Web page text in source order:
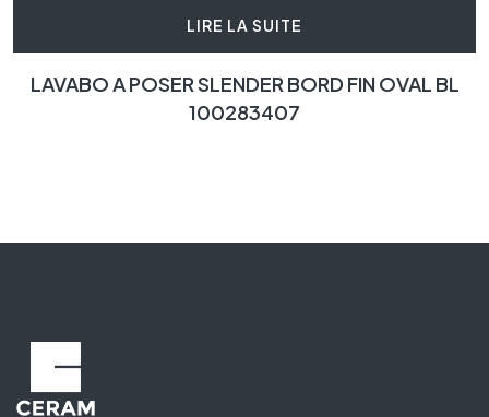
LIRE LA SUITE
LAVABO A POSER SLENDER BORD FIN OVAL BL
100283407